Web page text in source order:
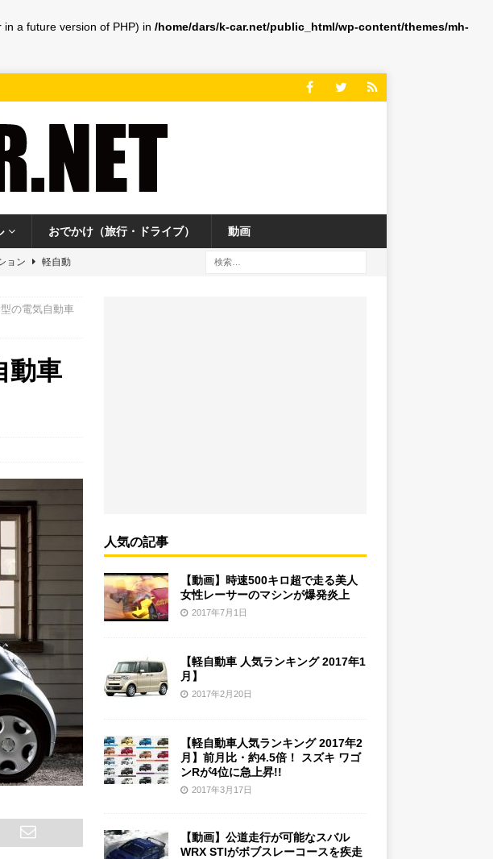
a future version of PHP) in /home/dars/k-car.net/public_html/wp-content/themes/mh-
おでかけ（旅行・ドライブ） 動画
ョン 軽自動
ルを収録 ガ
上
の電気自動車
動車
人気の記事
【動画】時速500キロ超で走る美人
女性レーサーのマシンが爆発炎上
2017年7月1日
【軽自動車 人気ランキング 2017年1
月】
2017年2月20日
【軽自動車人気ランキング 2017年2
月】前月比・約4.5倍！ スズキ ワゴ
ンRが4位に急上昇!!
2017年3月17日
【動画】公道走行が可能なスバル
WRX STIがボブスレーコースを疾走